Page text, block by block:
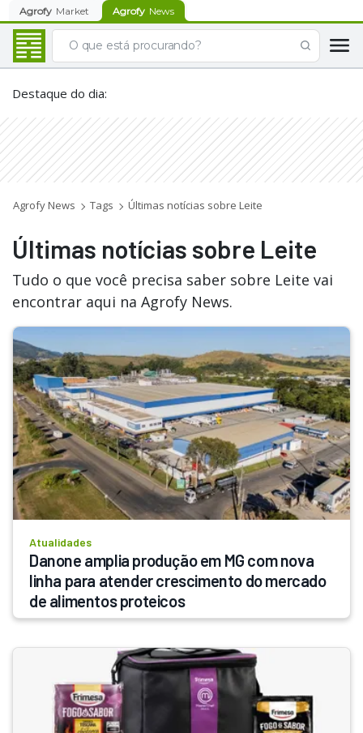
Agrofy Market Agrofy News
Destaque do dia:
Agrofy News Tags Últimas notícias sobre Leite
Últimas notícias sobre Leite
Tudo o que você precisa saber sobre Leite vai
encontrar aqui na Agrofy News.
Atualidades
Danone amplia produção em MG com nova
linha para atender crescimento do mercado
de alimentos proteicos